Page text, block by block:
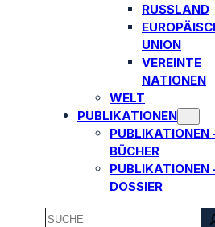
RUSSLAND
UNION
VEREINTE
NATIONEN
WELT
PUBLIKATIONEN
PUBLIKATIONEN
BÜCHER
PUBLIKATIONEN
DOSSIER
SEARCH